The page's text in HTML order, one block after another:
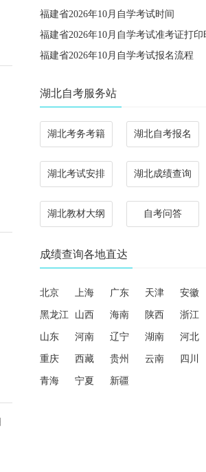
福建省2026年10月自学考试时间
福建省2026年10月自学考试准考证打印
福建省2026年10月自学考试报名流程
湖北自考服务站
湖北考务考籍 湖北自考报名
湖北考试安排 湖北成绩查询
湖北教材大纲 自考问答
成绩查询各地直达
北京 上海 广东 天津 安徽
黑龙江 山西 海南 陕西 浙江
山东 河南 辽宁 湖南 河北
重庆 西藏 贵州 云南 四川
青海 宁夏 新疆